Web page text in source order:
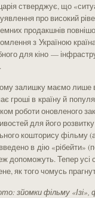
стверджує, що
про високий
продакшнів
з Україною
для кіно —
залишку маємо лише
гроші в країну й
роботи оновленого
для його
кошторису фільму
в дію «рібейти»
допоможуть. Тепер усі
як того чомусь
зйомки фільму «Ізі»,